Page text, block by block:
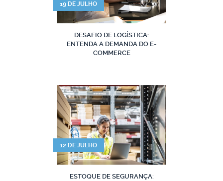
19 DE JULHO
DESAFIO DE LOGÍSTICA:
ENTENDA A DEMANDA DO E-
COMMERCE
12 DE JULHO
ESTOQUE DE SEGURANÇA: